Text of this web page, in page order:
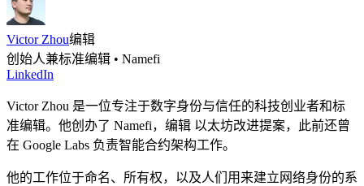
Victor Zhou编辑
创始人兼标准编辑 • Namefi
LinkedIn
Victor Zhou 是一位专注于数字身份与信任的科技创业者和标
准编辑。他创办了 Namefi，编辑 以太坊改进提案，此前还曾
在 Google Labs 负责智能合约架构工作。
他的工作位于命名、所有权，以及人们用来建立网络身份的系